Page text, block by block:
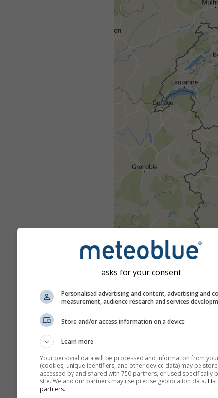
asks for your consent
Personalised advertising and content, advertising and
measurement, audience research and services
Store and/or access information on a device
Learn more
Your personal data will be processed and information from
(cookies, unique identifiers, and other device data) may be
accessed by and shared with 750 partners, or used specifically
site. We and our partners may use precise geolocation data.
partners.